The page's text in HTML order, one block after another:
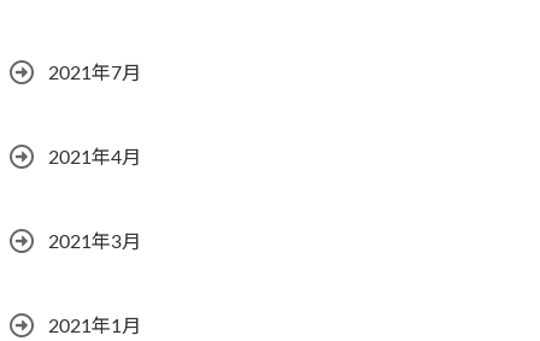
2021年7月
2021年4月
2021年3月
2021年1月